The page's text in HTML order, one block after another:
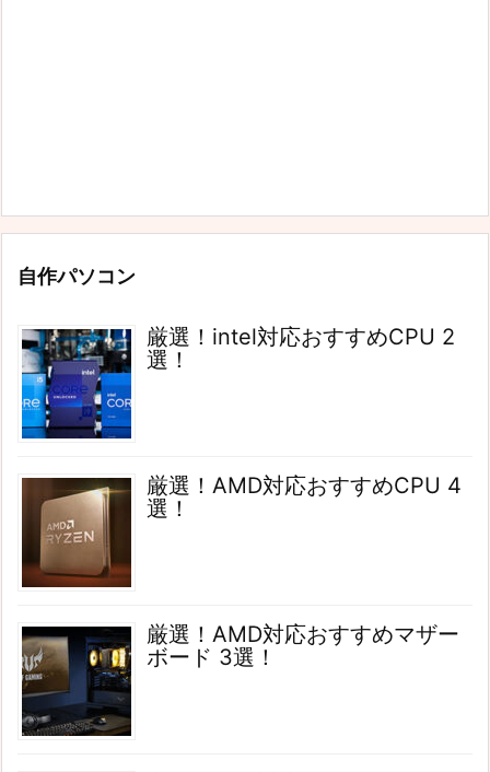
自作パソコン
厳選！intel対応おすすめCPU 2
選！
厳選！AMD対応おすすめCPU 4
選！
厳選！AMD対応おすすめマザー
ボード 3選！